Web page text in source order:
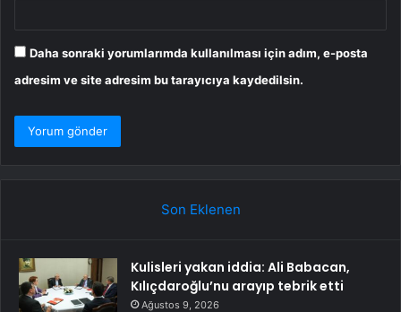
Daha sonraki yorumlarımda kullanılması için adım, e-posta
adresim ve site adresim bu tarayıcıya kaydedilsin.
Son Eklenen
Kulisleri yakan iddia: Ali Babacan,
Kılıçdaroğlu’nu arayıp tebrik etti
Ağustos 9, 2026